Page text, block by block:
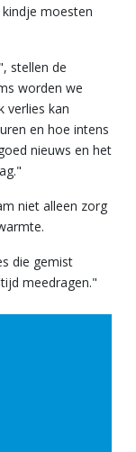
moesten
stellen de
worden we
verlies kan
en hoe intens
nieuws en het
niet alleen zorg
die gemist
meedragen."